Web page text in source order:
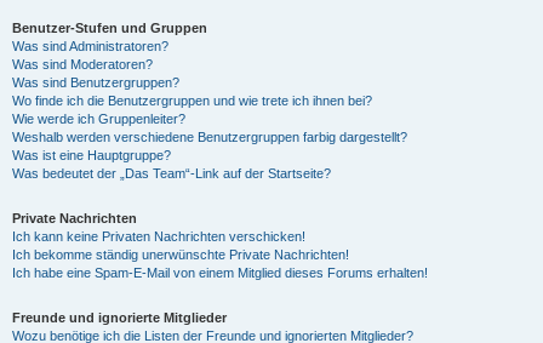
Benutzer-Stufen und Gruppen
Was sind Administratoren?
Was sind Moderatoren?
Was sind Benutzergruppen?
Wo finde ich die Benutzergruppen und wie trete ich ihnen bei?
Wie werde ich Gruppenleiter?
Weshalb werden verschiedene Benutzergruppen farbig dargestellt?
Was ist eine Hauptgruppe?
Was bedeutet der „Das Team“-Link auf der Startseite?
Private Nachrichten
Ich kann keine Privaten Nachrichten verschicken!
Ich bekomme ständig unerwünschte Private Nachrichten!
Ich habe eine Spam-E-Mail von einem Mitglied dieses Forums erhalten!
Freunde und ignorierte Mitglieder
Wozu benötige ich die Listen der Freunde und ignorierten Mitglieder?